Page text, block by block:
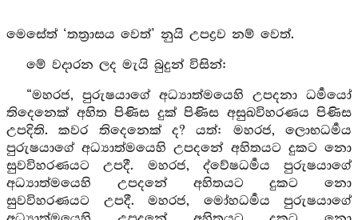
මෙසේත් ‘තත්‍රාසය වෙත්’ නුයි උපද්‍රව නම් වෙත්.
මේ වදාරන ලද මැයි බුදුන් විසින්:
“මහරජ, පුරුෂයාගේ අධ්‍යාත්මයෙහි උපදනා ධර්‍මයෝ
තිදෙනෙක් අහිත පිණිස දුක් පිණිස අසුඛවිහරණය පිණිස
උපදිති. කවර තිදෙනෙක් ද? යත්: මහරජ, ලොභධර්‍මය
පුරුෂයාගේ අධ්‍යාත්මයෙහි උපදනේ අහිතයට දුකට නො
සුවවිහරණයට උපදී. මහරජ, ද්වේෂධර්‍මය පුරුෂයාගේ
අධ්‍යාත්මයෙහි උපදනේ අහිතයට දුකට නො
සුවවිහරණයට උපදී. මහරජ, මෝහධර්‍මය පුරුෂයාගේ